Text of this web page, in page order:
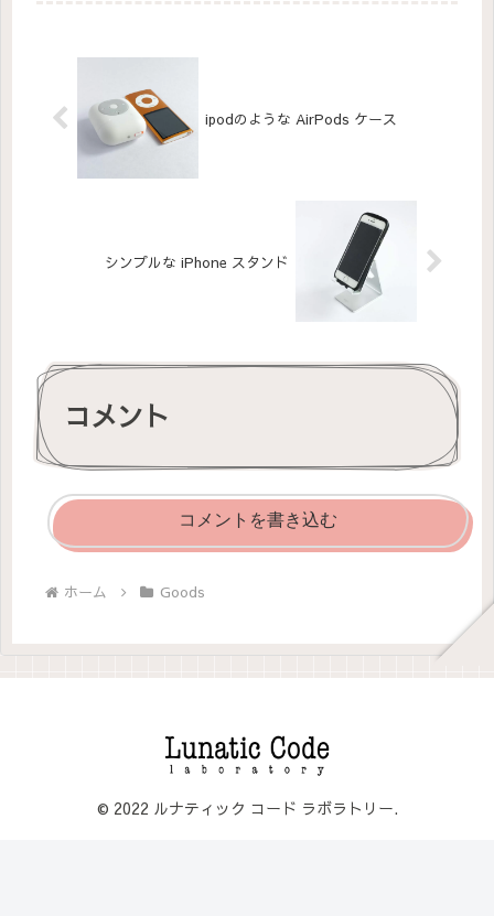
ipodのような AirPods ケース
シンプルな iPhone スタンド
コメント
コメントを書き込む
ホーム Goods
© 2022 ルナティック コード ラボラトリー.